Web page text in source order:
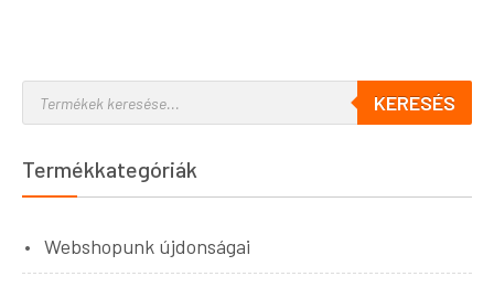
KERESÉS
Termékkategóriák
Webshopunk újdonságai